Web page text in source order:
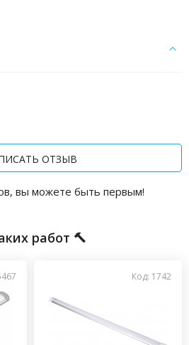
ОТЗЫВ
вы можете быть первым!
работ 🔨
Код: 1742